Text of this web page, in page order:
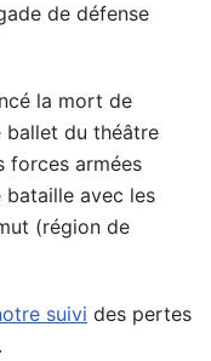
de défense
la mort de
ballet du théâtre
forces armées
bataille avec les
(région de
suivi des pertes